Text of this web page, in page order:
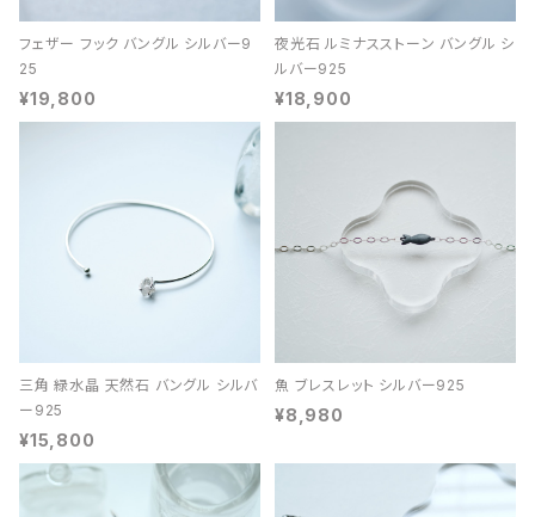
フェザー フック バングル シルバー9
25
¥19,800
夜光石 ルミナスストーン バングル シ
ルバー925
¥18,900
三角 緑水晶 天然石 バングル シルバ
ー925
¥15,800
魚 ブレスレット シルバー925
¥8,980